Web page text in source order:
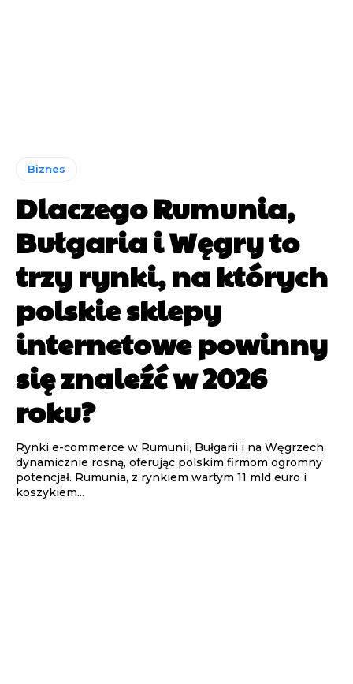
Biznes
Dlaczego Rumunia,
Bułgaria i Węgry to
trzy rynki, na których
polskie sklepy
internetowe powinny
się znaleźć w 2026
roku?
Rynki e-commerce w Rumunii, Bułgarii i na Węgrzech
dynamicznie rosną, oferując polskim firmom ogromny
potencjał. Rumunia, z rynkiem wartym 11 mld euro i
koszykiem...